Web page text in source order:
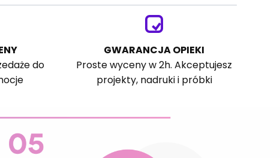
do
GWARANCJA OPIEKI
Proste wyceny w 2h. Akceptujesz
projekty, nadruki i próbki